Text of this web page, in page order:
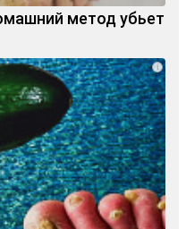
метод убьет
i